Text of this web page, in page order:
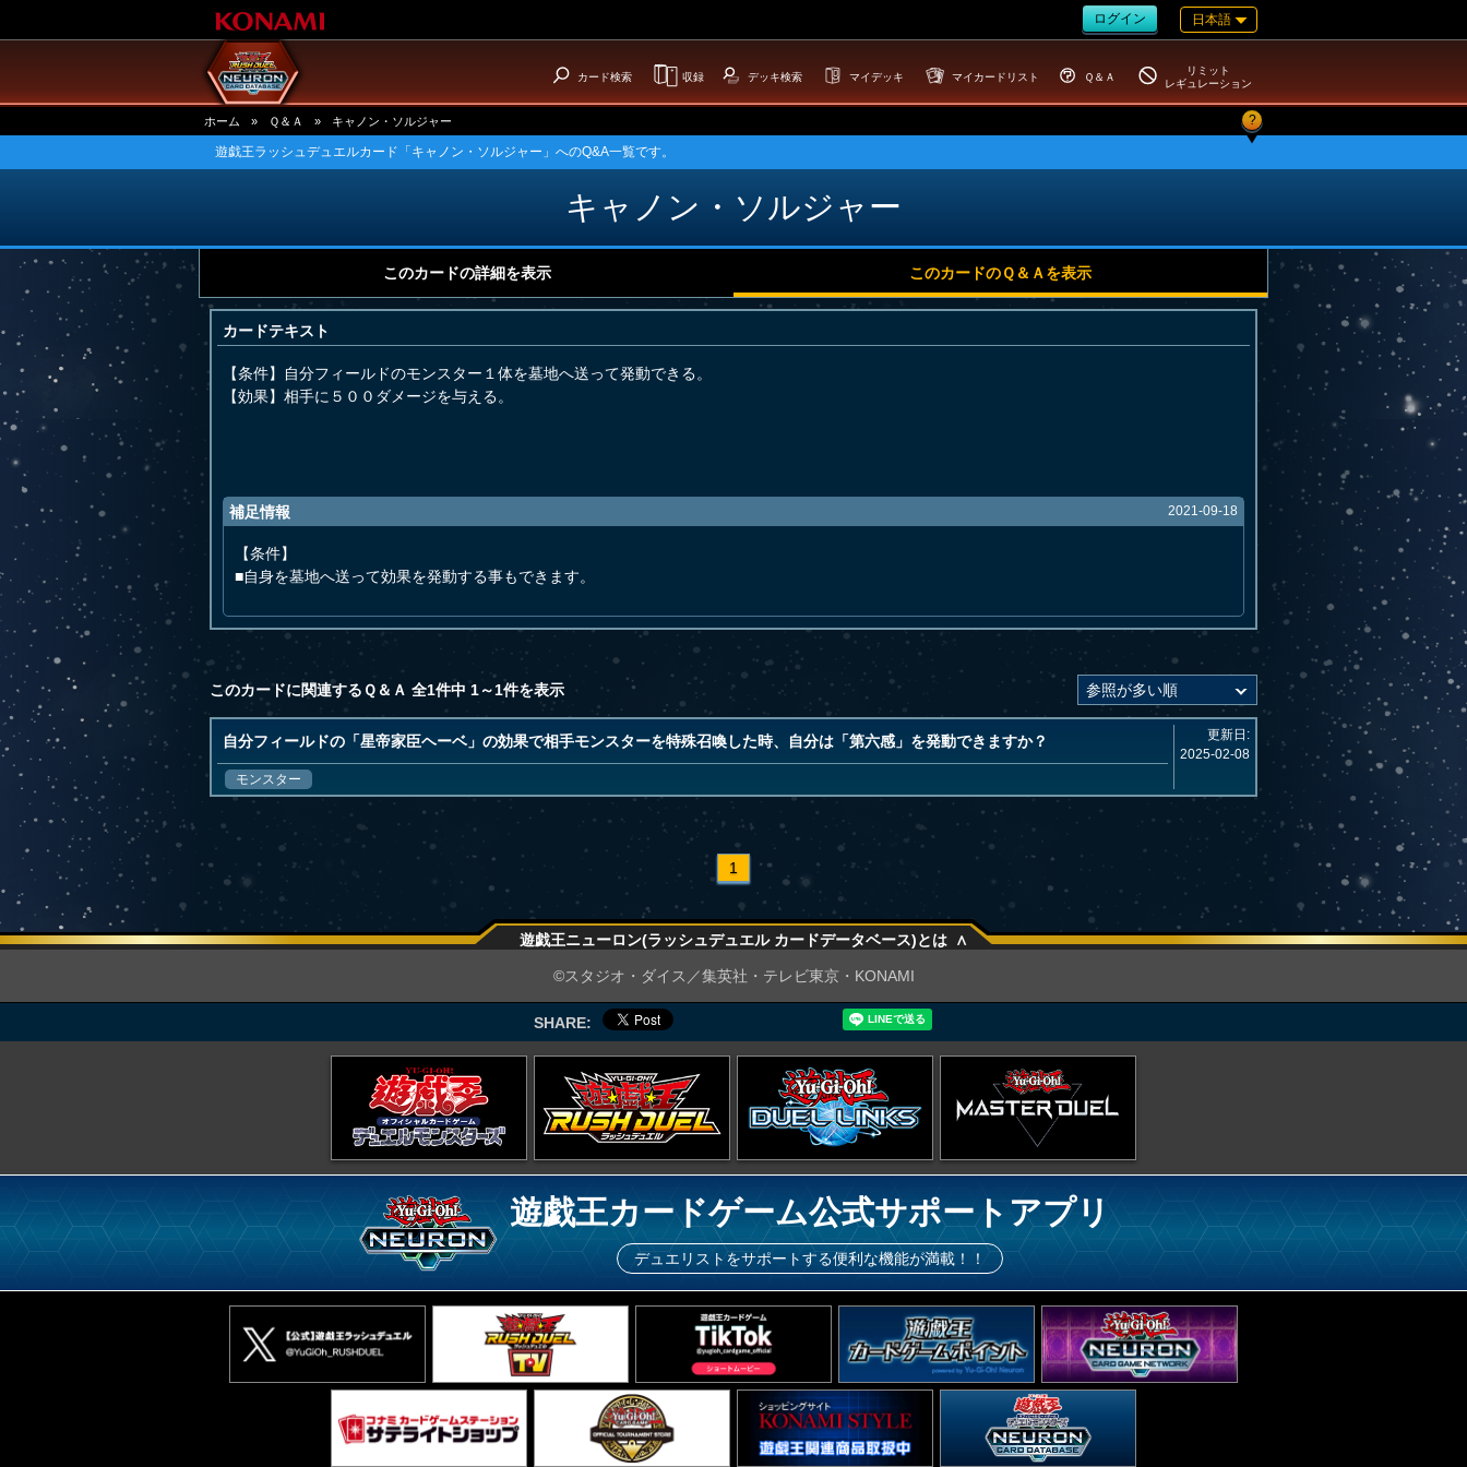
ログイン 日本語
カード検索 収録 デッキ検索 マイデッキ マイカードリスト Ｑ＆Ａ
リミット
レギュレーション
ホーム » Ｑ＆Ａ » キャノン・ソルジャー ?
遊戯王ラッシュデュエルカード「キャノン・ソルジャー」へのQ&A一覧です。
キャノン・ソルジャー
このカードの詳細を表示 このカードのＱ＆Ａを表示
カードテキスト
【条件】自分フィールドのモンスター１体を墓地へ送って発動できる。
【効果】相手に５００ダメージを与える。
補足情報 2021-09-18
【条件】
■自身を墓地へ送って効果を発動する事もできます。
このカードに関連するＱ＆Ａ 全1件中 1～1件を表示
自分フィールドの「星帝家臣ヘーベ」の効果で相手モンスターを特殊召喚した時、自分は「第六感」を発動できますか？
モンスター
更新日:
2025-02-08
1
遊戯王ニューロン(ラッシュデュエル カードデータベース)とは ∧
©スタジオ・ダイス／集英社・テレビ東京・KONAMI
SHARE:
遊戯王カードゲーム公式サポートアプリ
デュエリストをサポートする便利な機能が満載！！